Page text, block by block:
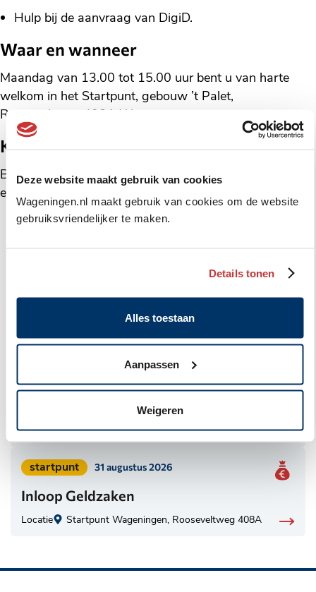
Deze website maakt gebruik van cookies
Wageningen.nl maakt gebruik van cookies om de website
gebruiksvriendelijker te maken.
Details tonen
Alles toestaan
Aanpassen
Weigeren
Hulp bij de aanvraag van DigiD.
Waar en wanneer
Maandag van 13.00 tot 15.00 uur bent u van harte
welkom in het Startpunt, gebouw ’t Palet,
Rooseveltweg 408A Wageningen.
Kunt u niet komen?
Bel dan het Startpunt telefoon(0317) 410160
een e-mail naar
Inloop Geldzaken
Locatie Startpunt Wageningen, Rooseveltweg 408A
Locatie Startpunt Wageningen, Rooseveltweg 408A
in
Inloop Geldzaken
Locatie Startpunt Wageningen, Rooseveltweg 408A
Geplaatst
categorie:
startpunt 31 augustus 2026